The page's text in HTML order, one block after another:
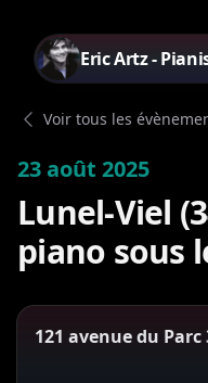
Eric Artz -
Voir tous les
23 août 2025
Lunel-Viel
piano sous
121 avenue du Parc